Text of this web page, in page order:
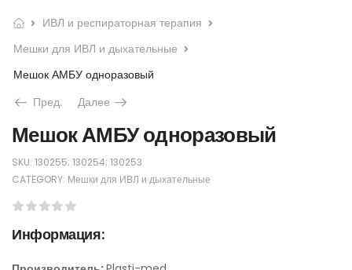
ИВЛ и респираторная терапия
Мешки для ИВЛ и дыхательные
Мешок АМБУ одноразовый
Пред.
Далее
Мешок АМБУ одноразовый
SKU: 130255; 130254; 130253
CATEGORY: Мешки для ИВЛ и дыхательные
Информация: